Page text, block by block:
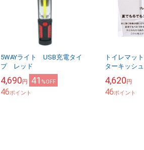
5WAYライト USB充電タイ
プ レッド
4,690円 41 %OFF
46ポイント
トイレマッ
ターキッシ
止め
4,620円
46ポイント